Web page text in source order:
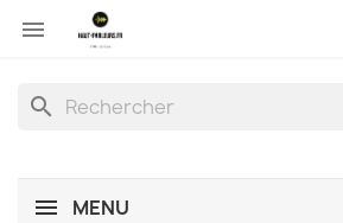

search
MENU